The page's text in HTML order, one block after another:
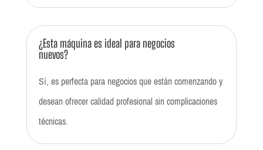
¿Esta máquina es ideal para negocios
nuevos?
Sí, es perfecta para negocios que están comenzando y
desean ofrecer calidad profesional sin complicaciones
técnicas.